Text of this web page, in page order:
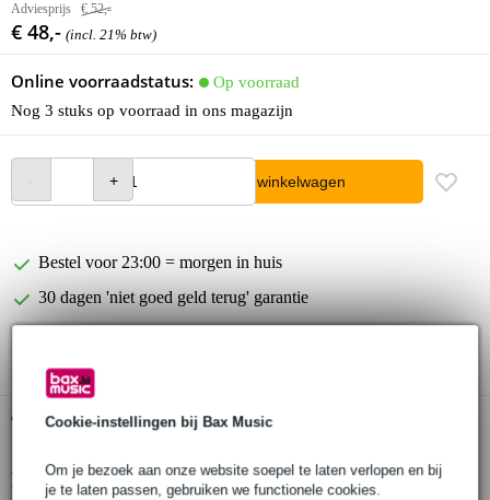
Cookie-instellingen bij Bax Music
Om je bezoek aan onze website soepel te laten verlopen en bij
je te laten passen, gebruiken we functionele cookies.
Adviesprijs € 52,-
€ 48,- (incl. 21% btw)
Online voorraadstatus:
Op voorraad
Nog 3 stuks op voorraad in ons magazijn
In winkelwagen
Bestel voor 23:00 = morgen in huis
30 dagen 'niet goed geld terug' garantie
3 jaar Bax Music garantie
Gratis ophalen in de winkel
Productinformatie